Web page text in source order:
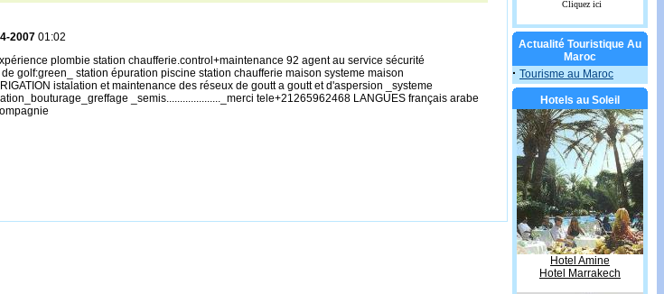
2007 01:02
plombie station chaufferie.control+maintenance 92 agent au service sécurité
golf:green_ station épuration piscine station chaufferie maison systeme maison
istalation et maintenance des réseux de goutt a goutt et d'aspersion _systeme
_semis...................._merci tele+21265962468 LANGUES français arabe
Actualité Touristique Au
Maroc
· Tourisme au Maroc
Hotels au Soleil
Hotel Amine
Hotel Marrakech